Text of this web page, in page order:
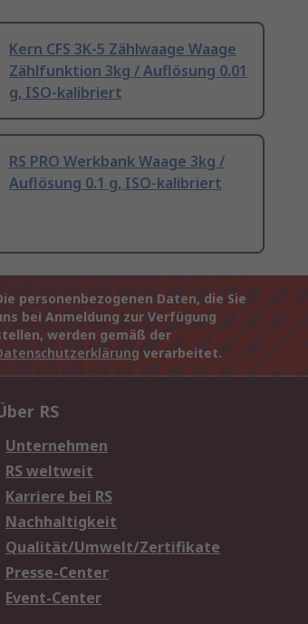
Kern CFS 3K-5 Zählwaage Waage
Zählfunktion 3kg / Auflösung 0.01
g, ISO-kalibriert
RS PRO Werkbank Waage 3kg /
Auflösung 0.1 g, ISO-kalibriert
personenbezogenen Daten, die Sie
bei Anmeldung zur Verfügung
werden gemäß der
verarbeitet.
RS
Unternehmen
RS weltweit
Karriere bei RS
Nachhaltigkeit
Qualität/Umwelt/Zertifikate
Presse-Center
Event-Center